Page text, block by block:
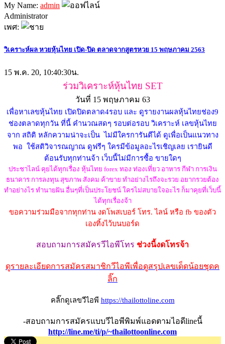
My Name: admin
Administrator
เพศ:
วิเคราะห์ผล หวยหุ้นไทย เปิด-ปิด ตลาดจากสูตรหวย 15 พฤษภาคม 2563
15 พ.ค. 20, 10:40:30น.
ร่วมวิเคราะห์หุ้นไทย SET
วันที่ 15 พฤษภาคม 63
เพื่อหาเลขหุ้นไทย เปิดปิดตลาด4รอบ และ ดูรายงานผลหุ้นไทยช่อง9
ช่องตลาดทุกวัน ที่นี้ คำนวณสดๆ รอบต่อรอบ วิเคราะห์ เลขหุ้นไทย
จาก สถิติ หลักความน่าจะเป็น ไม่มีใครการันตีได้ ดูเพื่อเป็นแนวทาง
พอ ใช้สติวิจารณญาณ ดูฟรีๆ ใครมีข้อมูลอะไรเชิญเลย เรายินดี
ต้อนรับทุกท่านจ้า เว็บนี้ไม่มีการซื้อ ขายใดๆ
ประชาไลน์ คุยได้ทุกเรื่อง หุ้นไทย forex ทอง ท่องเที่ยว อาหาร กีฬา การเงิน
ธนาคาร การลงทุน สุขภาพ สังคม ค้าขาย ทำอย่างไรถึงจะรวย อยากรวยต้อง
ทำอย่างไร ทำนายฝัน อื่นๆที่เป็นประโยชน์ ใครไม่สบายใจอะไร ก็มาคุยที่เว็บนี้
ได้ทุกเรื่องจ้า
ขอความร่วมมือจากทุกท่าน งดโพสเบอร์ โทร. ไลน์ หรือ fb ของตัว
เองทิ้งไว้บนบอร์ด
สอบถามการสมัครวีไอพีโทร ช่วงนี้งดโทรจ้า
ดูรายละเอียดการสมัครสมาชิกวีไอพีเพื่อดูสรุปเลขเด็ดน้อยชุดค
ลิ๊ก
คลิ๊กดูเลขวีไอพี https://thailottoline.com
-สอบถามการสมัครแบบวีไอพีพิมพ์แอดตามไอดีlineนี้
http://line.me/ti/p/~thailottoonline.com